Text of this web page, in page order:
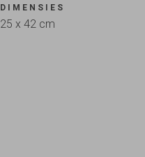
DIMENSIES
25 x 42 cm